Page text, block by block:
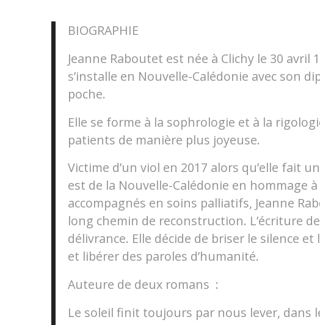
BIOGRAPHIE
Jeanne Raboutet est née à Clichy le 30 avril
s’installe en Nouvelle-Calédonie avec son
poche.
Elle se forme à la sophrologie et à la
patients de manière plus joyeuse.
Victime d’un viol en 2017 alors qu’elle fait
est de la Nouvelle-Calédonie en hommage
accompagnés en soins palliatifs, Jeanne
long chemin de reconstruction. L’écriture
délivrance. Elle décide de briser le silence
et libérer des paroles d’humanité.
Auteure de deux romans :
Le soleil finit toujours par nous lever, dans